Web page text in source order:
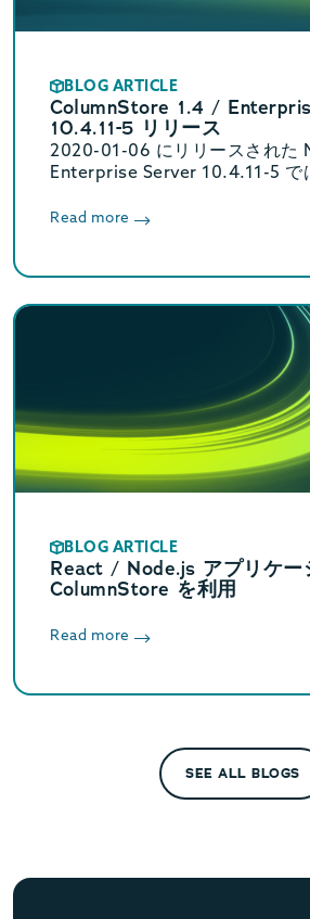
BLOG ARTICLE
ColumnStore 1.4 /
10.4.11-5 リリース
2020-01-06 にリリースされた
Enterprise Server 10.4.11-5 で
Enterprise Server に統合されま
Read more
BLOG ARTICLE
React / Node.js アプリケー
ColumnStore を利用
Read more
SEE ALL BLOGS